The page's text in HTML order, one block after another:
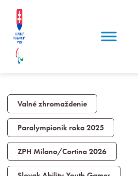
Valné zhromaždenie
Paralympionik roka 2025
ZPH Milano/Cortina 2026